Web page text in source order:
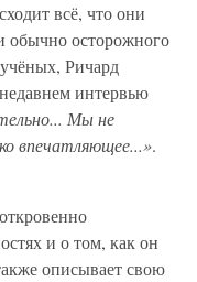
всё, что они
обычно осторожного
Ричард
интервью
Мы не
впечатляющее...».
и о том, как он
описывает свою